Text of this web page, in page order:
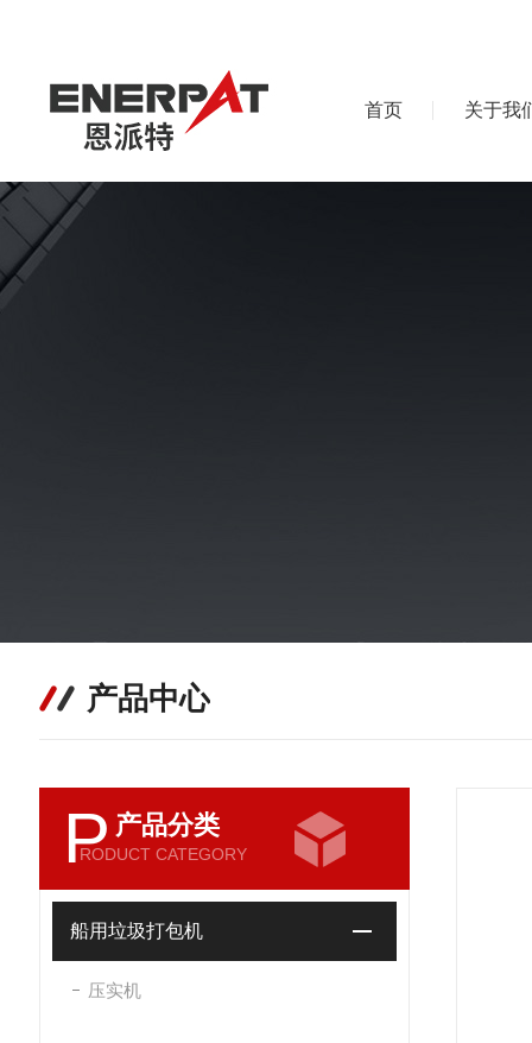
首页 关于我
产品中心
P 产品分类
RODUCT CATEGORY
船用垃圾打包机
压实机